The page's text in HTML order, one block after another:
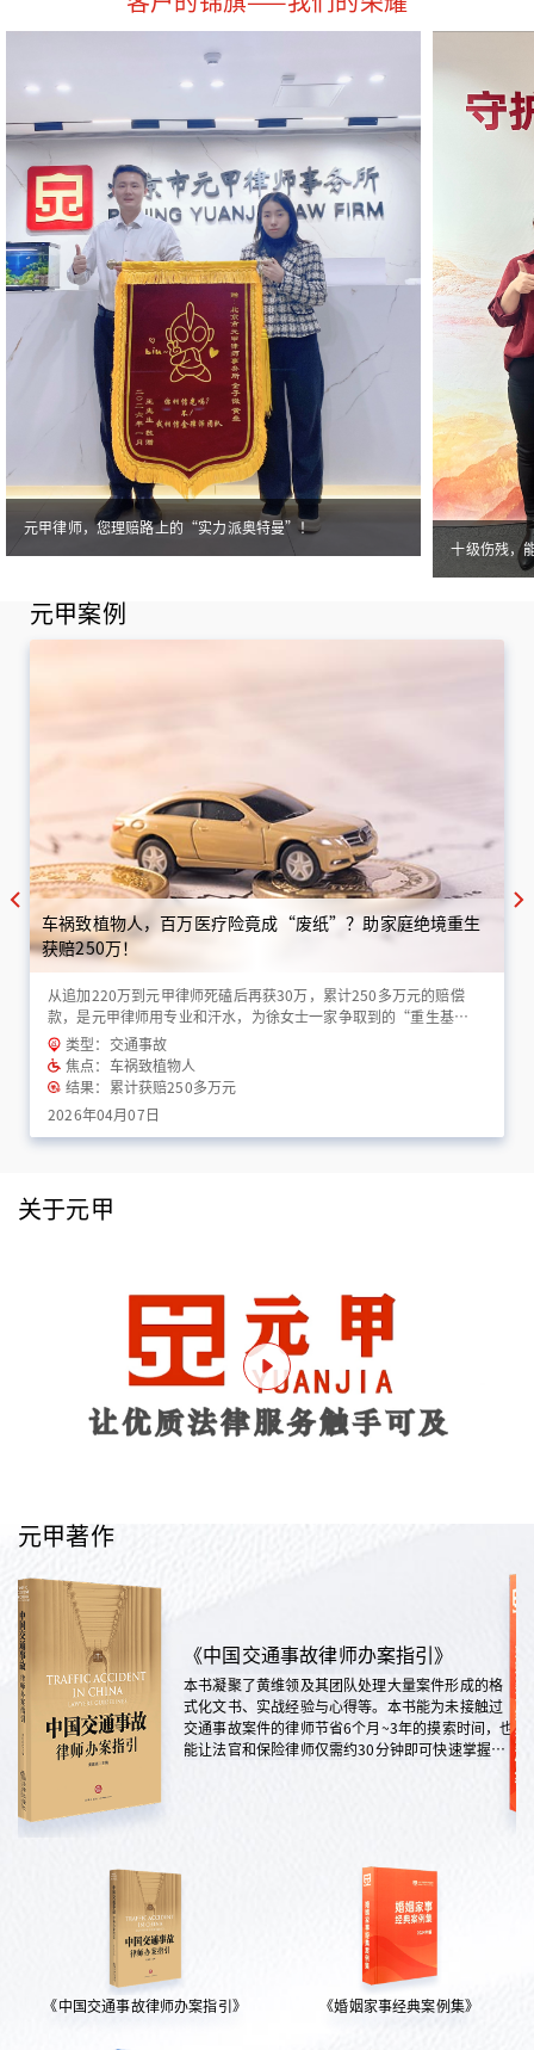
元甲律师，您理赔路上的“实力派奥特曼”！
十级伤残，
元甲案例
车祸致植物人，百万医疗险竟成“废纸”？助家庭绝境重生
获赔250万！
从追加220万到元甲律师死磕后再获30万，累计250多万元的赔偿
款，是元甲律师用专业和汗水，为徐女士一家争取到的“重生基
金”！
类型：交通事故
焦点：车祸致植物人
结果：累计获赔250多万元
2026年04月07日
关于元甲
元甲著作
《中国交通事故律师办案指引》
本书凝聚了黄维领及其团队处理大量案件形成的格
式化文书、实战经验与心得等。本书能为未接触过
交通事故案件的律师节省6个月~3年的摸索时间，也
能让法官和保险律师仅需约30分钟即可快速掌握案
《中国交通事故律师办案指引》 《婚姻家事经典案例集》